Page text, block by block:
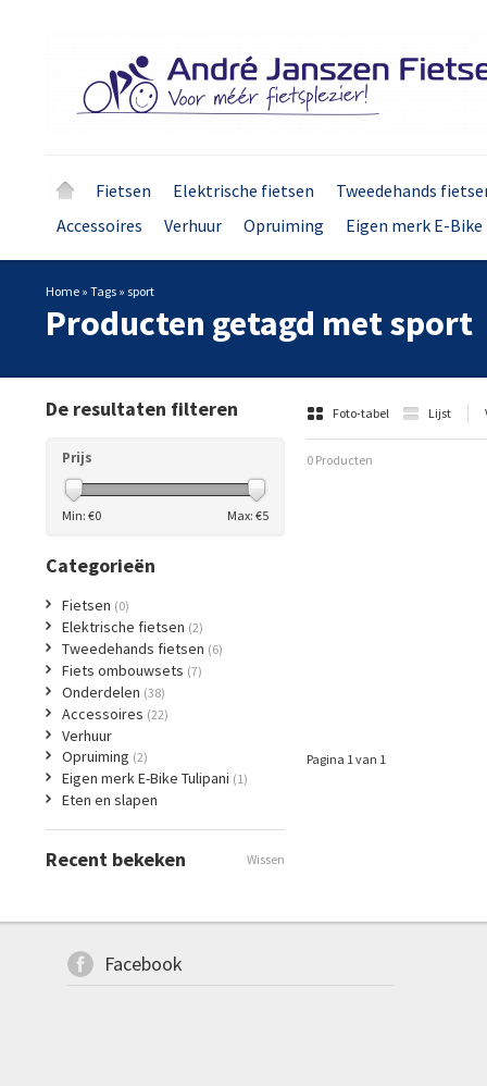
Fietsen Elektrische fietsen
Tweedehands
Accessoires
Verhuur Opruiming Eigen merk E-
Home » Tags » sport
Producten getagd met sport
Foto-tabel Lijst
0 Producten
Pagina 1 van 1
De resultaten filteren
Prijs
Min: €0 Max: €5
Categorieën
Fietsen (0)
Elektrische fietsen (2)
Tweedehands fietsen (6)
Fiets ombouwsets (7)
Onderdelen (38)
Accessoires (22)
Verhuur
Opruiming (2)
Eigen merk E-Bike Tulipani (1)
Eten en slapen
Recent bekeken Wissen
Facebook